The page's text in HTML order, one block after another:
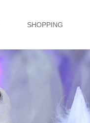
SHOPPING